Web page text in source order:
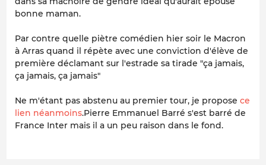
bonne maman.
Par contre quelle piètre comédien hier soir le Macron
à Arras quand il répète avec une conviction d'élève de
première déclamant sur l'estrade sa tirade "ça jamais,
ça jamais, ça jamais"
Ne m'étant pas abstenu au premier tour, je propose ce
lien néanmoins.Pierre Emmanuel Barré s'est barré de
France Inter mais il a un peu raison dans le fond.